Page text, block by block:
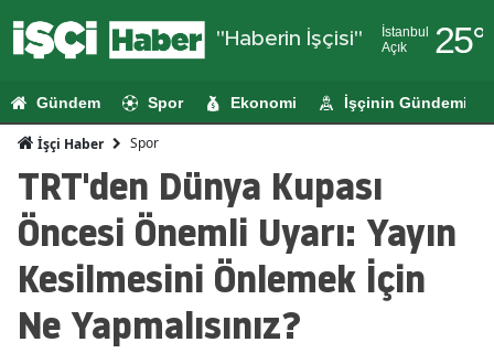
"Haberin İşçisi"
İstanbul
Açık
25°
Adıyaman
Amasya
Ankara
Gündem Spor Ekonomi İşçinin Gündemi
İşçi Haber Spor
TRT'den Dünya Kupası
Öncesi Önemli Uyarı: Yayın
Kesilmesini Önlemek İçin
Ne Yapmalısınız?